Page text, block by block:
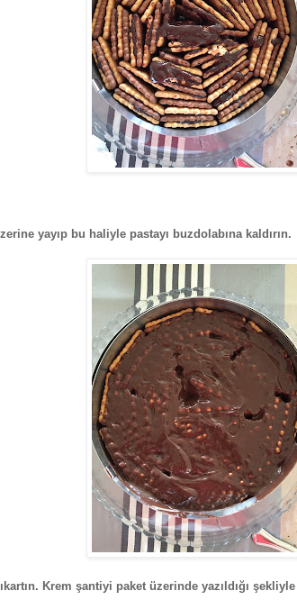
yayıp bu haliyle pastayı buzdolabına kaldırın.
Krem şantiyi paket üzerinde yazıldığı